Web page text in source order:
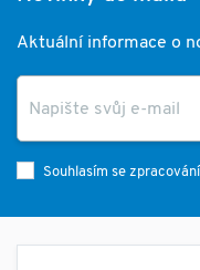
Aktuální informace o
Souhlasím se